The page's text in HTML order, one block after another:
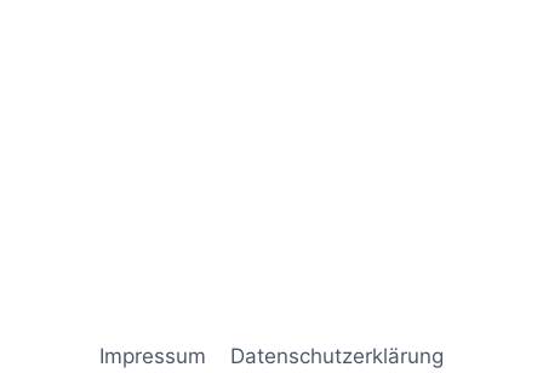
Impressum Datenschutz­erklärung